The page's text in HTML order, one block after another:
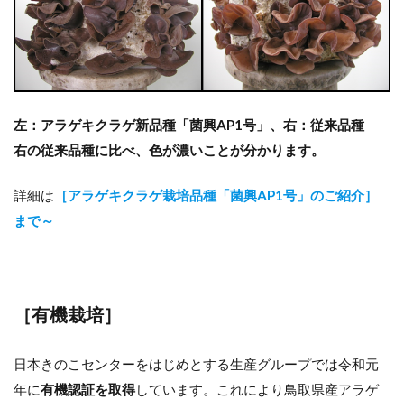
左：アラゲキクラゲ新品種「菌興AP1号」、右：従来品種
右の従来品種に比べ、色が濃いことが分かります。
詳細は ［アラゲキクラゲ栽培品種「菌興AP1号」のご紹介］
まで～
［有機栽培］
日本きのこセンターをはじめとする生産グループでは令和元
年に有機認証を取得しています。これにより鳥取県産アラゲ